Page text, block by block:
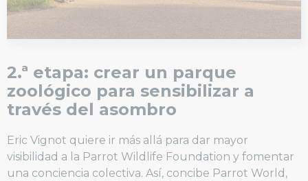
2.ª etapa: crear un parque
zoológico para sensibilizar a
través del asombro
Eric Vignot quiere ir más allá para dar mayor
visibilidad a la Parrot Wildlife Foundation y fomentar
una conciencia colectiva. Así, concibe Parrot World,